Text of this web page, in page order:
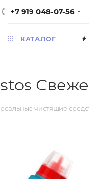
+7 919 048-07-56
КАТАЛОГ
чистящие